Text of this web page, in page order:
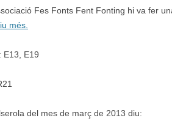
Fes Fonts Fent Fonting hi va fer
més.
E13, E19
del mes de març de 2013 diu: